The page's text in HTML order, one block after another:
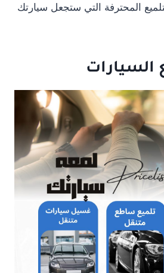
المحترفة التي ستجعل سيارتك
السيارات